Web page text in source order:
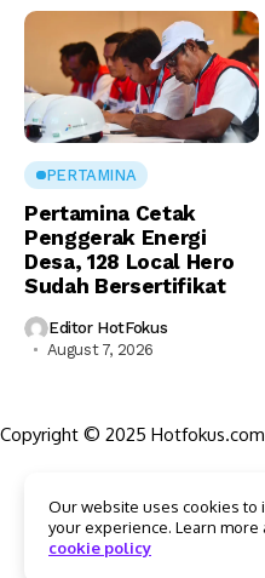
PERTAMINA
Pertamina Cetak
Penggerak Energi
Desa, 128 Local Hero
Sudah Bersertifikat
Editor HotFokus
August 7, 2026
Copyright © 2025
Struktur Organisasi
Kode Etik Jurnalistik
Pedoman Pemberitaan Media
Our website uses cookies to
your experience. Learn more
cookie policy